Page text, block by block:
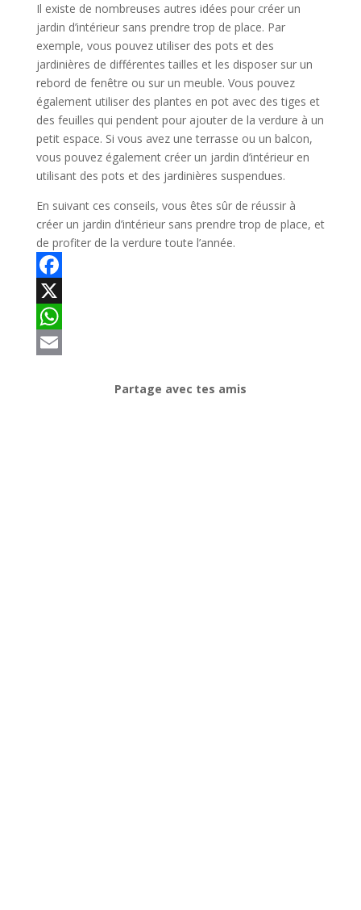
Il existe de nombreuses autres idées pour créer un
jardin d’intérieur sans prendre trop de place. Par
exemple, vous pouvez utiliser des pots et des
jardinières de différentes tailles et les disposer sur un
rebord de fenêtre ou sur un meuble. Vous pouvez
également utiliser des plantes en pot avec des tiges et
des feuilles qui pendent pour ajouter de la verdure à un
petit espace. Si vous avez une terrasse ou un balcon,
vous pouvez également créer un jardin d’intérieur en
utilisant des pots et des jardinières suspendues.
En suivant ces conseils, vous êtes sûr de réussir à
créer un jardin d’intérieur sans prendre trop de place, et
de profiter de la verdure toute l’année.
Partage avec tes amis